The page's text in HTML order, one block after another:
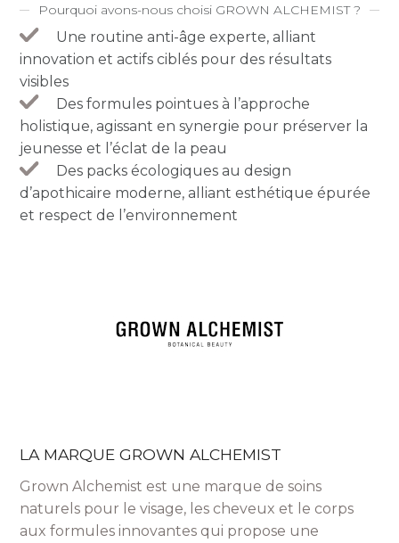
Pourquoi avons-nous choisi GROWN ALCHEMIST ?
Une routine anti-âge experte, alliant
innovation et actifs ciblés pour des résultats
visibles
Des formules pointues à l’approche
holistique, agissant en synergie pour préserver la
jeunesse et l’éclat de la peau
Des packs écologiques au design
d’apothicaire moderne, alliant esthétique épurée
et respect de l’environnement
LA MARQUE GROWN ALCHEMIST
Grown Alchemist est une marque de soins
naturels pour le visage, les cheveux et le corps
aux formules innovantes qui propose une